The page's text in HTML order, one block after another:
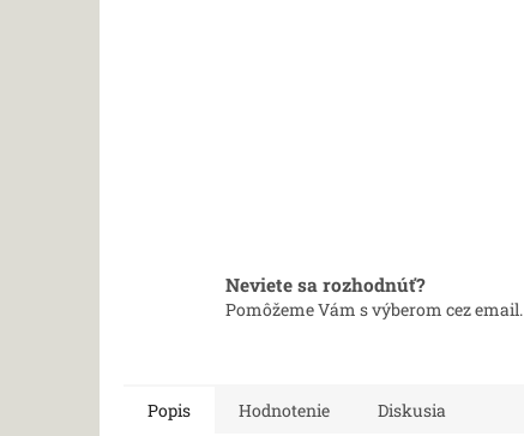
Neviete sa rozhodnúť?
Pomôžeme Vám s výberom cez email.
Popis Hodnotenie Diskusia